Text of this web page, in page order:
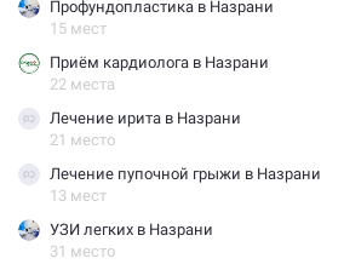
Профундопластика в Назрани
15 мест
Приём кардиолога в Назрани
22 места
Лечение ирита в Назрани
21 место
Лечение пупочной грыжи в Назрани
13 мест
УЗИ легких в Назрани
31 место